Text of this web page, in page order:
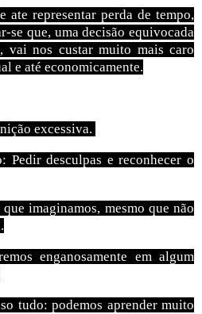
ate representar perda de tempo,
se que, uma decisão equivocada
vai nos custar muito mais caro
e até economicamente.
excessiva.
Pedir desculpas e reconhecer o
imaginamos, mesmo que não
enganosamente em algum
tudo: podemos aprender muito